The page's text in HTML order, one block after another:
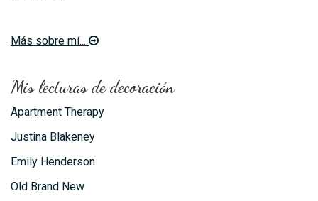
Más sobre mí...
Mis lecturas de decoración
Apartment Therapy
Justina Blakeney
Emily Henderson
Old Brand New